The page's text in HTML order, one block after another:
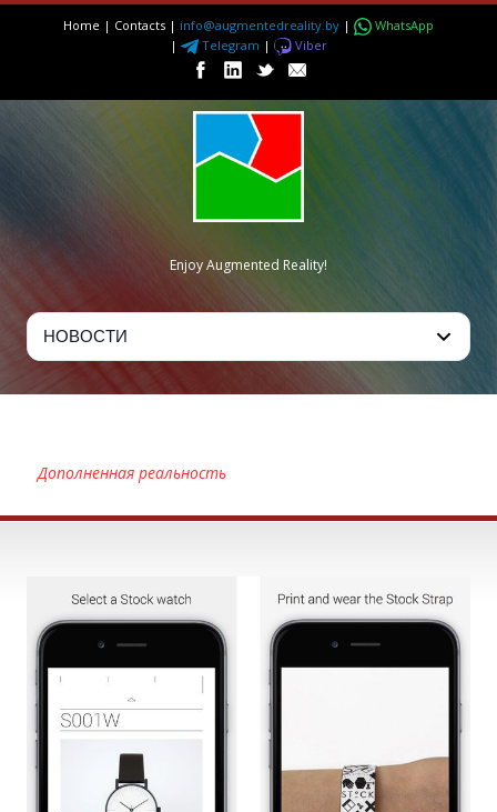
Home | Contacts | info@augmentedreality.by |
WhatsApp
|
Telegram | Viber
Enjoy Augmented Reality!
Дополненная реальность